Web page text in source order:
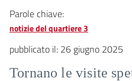
Parole chiave:
notizie del quartiere 3
pubblicato il: 26 giugno 2025
Tornano le visite